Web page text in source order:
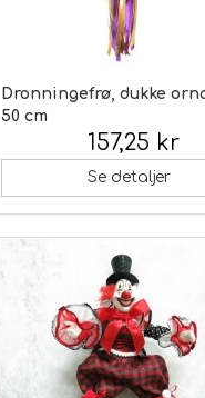
Dronningefrø, dukke
50 cm
157,25 kr
Se detaljer